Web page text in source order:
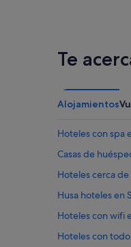
Te
Alojamientos
Hoteles con spa
Casas de
Hoteles cerca
Husa hoteles en
Hoteles con wifi
Hoteles con